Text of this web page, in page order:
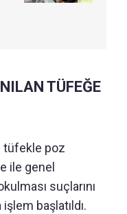
TÜFEĞE
tüfekle poz
ile genel
suçlarını
başlatıldı.